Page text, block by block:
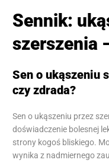
Sennik:
szerszenia
Sen o ukąszeniu
czy zdrada?
Sen o ukąszeniu przez
doświadczenie bolesnej
strony kogoś bliskiego.
wynika z nadmiernego